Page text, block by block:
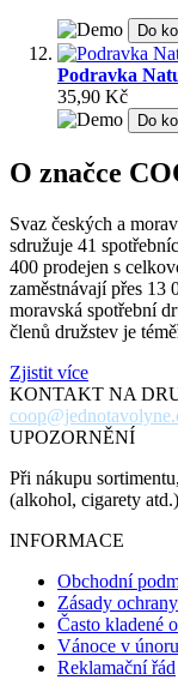
Do
Podravka
35,90 Kč
Do
O značce
Svaz českých a
sdružuje 41
400 prodejen s
zaměstnávají přes 13
moravská spotřební
členů družstev je
Zjistit více
KONTAKT NA
UPOZORNĚNÍ
Při nákupu
(alkohol, cigarety
INFORMACE
Obchodní
Zásady
Často kladené
Vánoce v
Reklamační řád